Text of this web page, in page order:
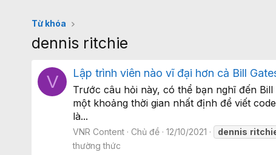
Từ khóa
dennis ritchie
V Lập trình viên nào vĩ đại hơn cả Bill
Trước câu hỏi này, có thể bạn nghĩ đến
một khoảng thời gian nhất định để viết
là...
VNR Content Chủ đề 12/10/2021 dennis
thường thức